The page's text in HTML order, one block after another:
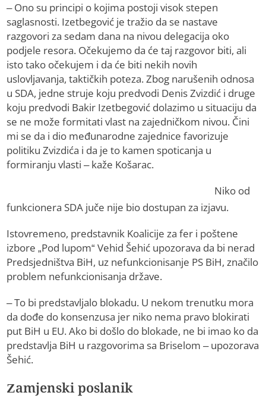
– Ono su principi o kojima postoji visok stepen
saglasnosti. Izetbegović je tražio da se nastave
razgovori za sedam dana na nivou delegacija oko
podjele resora. Očekujemo da će taj razgovor biti, ali
isto tako očekujem i da će biti nekih novih
uslovljavanja, taktičkih poteza. Zbog narušenih odnosa
u SDA, jedne struje koju predvodi Denis Zvizdić i druge
koju predvodi Bakir Izetbegović dolazimo u situaciju da
se ne može formitati vlast na zajedničkom nivou. Čini
mi se da i dio međunarodne zajednice favorizuje
politiku Zvizdića i da je to kamen spoticanja u
formiranju vlasti – kaže Košarac.
Niko od
funkcionera SDA juče nije bio dostupan za izjavu.
Istovremeno, predstavnik Koalicije za fer i poštene
izbore „Pod lupom“ Vehid Šehić upozorava da bi nerad
Predsjedništva BiH, uz nefunkcionisanje PS BiH, značilo
problem nefunkcionisanja države.
– To bi predstavljalo blokadu. U nekom trenutku mora
da dođe do konsenzusa jer niko nema pravo blokirati
put BiH u EU. Ako bi došlo do blokade, ne bi imao ko da
predstavlja BiH u razgovorima sa Briselom – upozorava
Šehić.
Zamjenski poslanik